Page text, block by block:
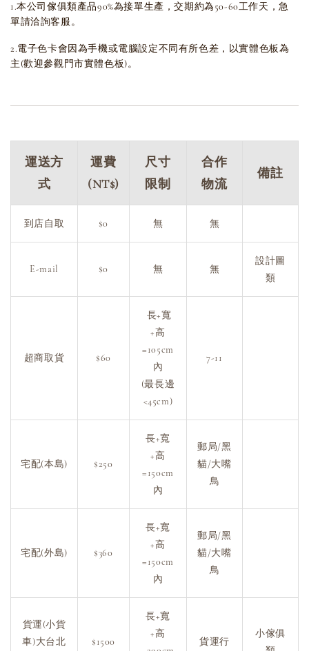
1.本公司傢俱類產品90%為接單生產，交期約為50-60工作天，急
單請洽詢客服。
2.電子色卡會因為手機或電腦設定不同有所色差，以實體色板為
主(歡迎參觀門市實體色板)。
運送方
式
運費
(NT$)
尺寸
限制
合作
物流
備註
到店自取 $0 無 無
E-mail $0 無 無
設計圖
類
超商取貨 $60
長+寬
+高
=105cm
內
(最長邊
<45cm)
7-11
宅配(本島) $250
長+寬
+高
=150cm
內
郵局/黑
貓/大嘴
鳥
宅配(外島) $360
長+寬
+高
=150cm
內
郵局/黑
貓/大嘴
鳥
貨運(小貨
車)大台北
$1500
長+寬
+高
貨運行
小傢俱